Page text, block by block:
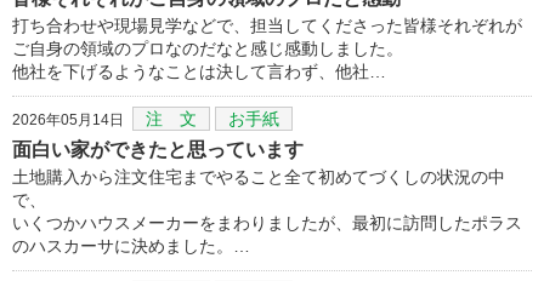
打ち合わせや現場見学などで、担当してくださった皆様それぞれが
ご自身の領域のプロなのだなと感じ感動しました。
他社を下げるようなことは決して言わず、他社…
2026年05月14日 注 文 お手紙
面白い家ができたと思っています
土地購入から注文住宅までやること全て初めてづくしの状況の中
で、
いくつかハウスメーカーをまわりましたが、最初に訪問したポラス
のハスカーサに決めました。…